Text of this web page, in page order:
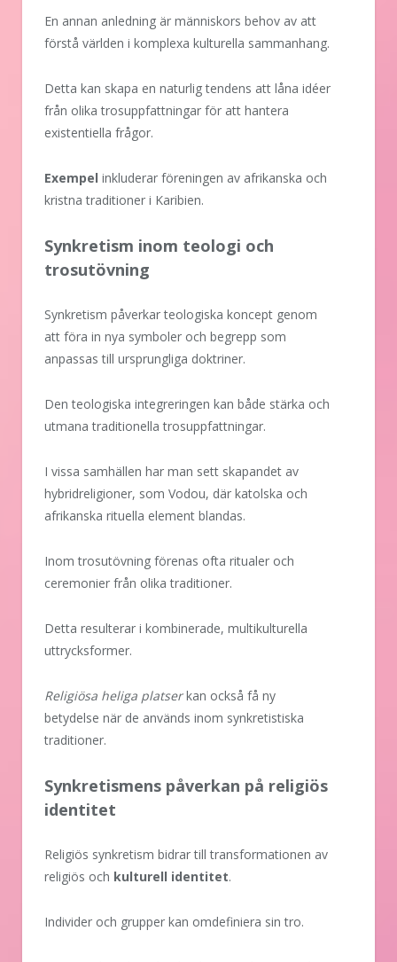
En annan anledning är människors behov av att
förstå världen i komplexa kulturella sammanhang.
Detta kan skapa en naturlig tendens att låna idéer
från olika trosuppfattningar för att hantera
existentiella frågor.
Exempel inkluderar föreningen av afrikanska och
kristna traditioner i Karibien.
Synkretism inom teologi och
trosutövning
Synkretism påverkar teologiska koncept genom
att föra in nya symboler och begrepp som
anpassas till ursprungliga doktriner.
Den teologiska integreringen kan både stärka och
utmana traditionella trosuppfattningar.
I vissa samhällen har man sett skapandet av
hybridreligioner, som Vodou, där katolska och
afrikanska rituella element blandas.
Inom trosutövning förenas ofta ritualer och
ceremonier från olika traditioner.
Detta resulterar i kombinerade, multikulturella
uttrycksformer.
Religiösa heliga platserkan också få ny
betydelse när de används inom synkretistiska
traditioner.
Synkretismens påverkan på religiös
identitet
Religiös synkretism bidrar till transformationen av
religiös och kulturell identitet.
Individer och grupper kan omdefiniera sin tro.